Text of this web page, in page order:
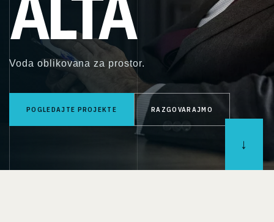
Voda oblikovana za prostor.
POGLEDAJTE PROJEKTE RAZGOVARAJMO